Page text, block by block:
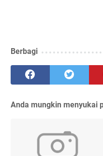
Berbagi
Anda mungkin menyukai